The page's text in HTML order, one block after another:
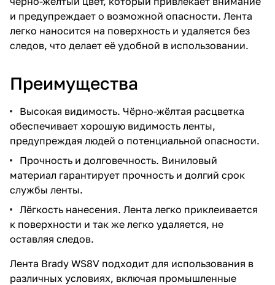
и предупреждает о возможной опасности. Лента
легко наносится на поверхность и удаляется без
следов, что делает её удобной в использовании.
Преимущества
Высокая видимость. Чёрно-жёлтая расцветка
обеспечивает хорошую видимость ленты,
предупреждая людей о потенциальной опасности.
Прочность и долговечность. Виниловый
материал гарантирует прочность и долгий срок
службы ленты.
Лёгкость нанесения. Лента легко приклеивается
к поверхности и так же легко удаляется, не
оставляя следов.
Лента Brady WS8V подходит для использования в
различных условиях, включая промышленные